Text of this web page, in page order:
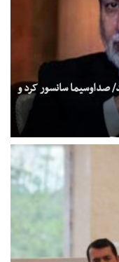
صداوسیما سانسور کرد و